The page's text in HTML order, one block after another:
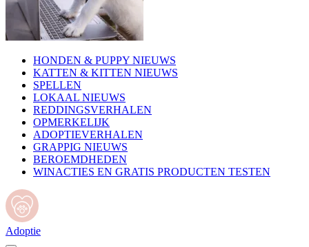
HONDEN & PUPPY NIEUWS
KATTEN & KITTEN NIEUWS
SPELLEN
LOKAAL NIEUWS
REDDINGSVERHALEN
OPMERKELIJK
ADOPTIEVERHALEN
GRAPPIG NIEUWS
BEROEMDHEDEN
WINACTIES EN GRATIS PRODUCTEN TESTEN
Adoptie